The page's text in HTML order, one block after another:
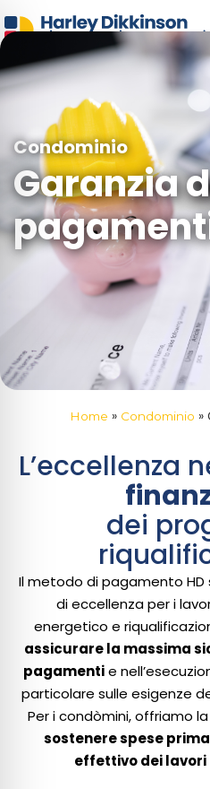
Condominio
Garanzia
Home » Condominio »
L’eccellenza
dei
Il metodo di pagamento
di eccellenza per i
energetico e
assicurare la massima
pagamentie
particolare sulle esigenze
Per i condòmini, offriamo
sostenere spese
effettivo dei lavori